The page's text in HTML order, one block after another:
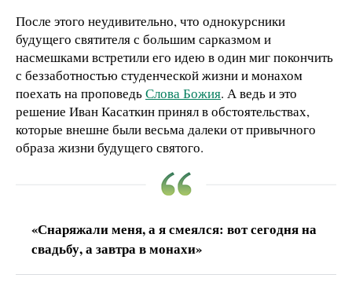
После этого неудивительно, что однокурсники
будущего святителя с большим сарказмом и
насмешками встретили его идею в один миг покончить
с беззаботностью студенческой жизни и монахом
поехать на проповедьСлова Божия. А ведь и это
решение Иван Касаткин принял в обстоятельствах,
которые внешне были весьма далеки от привычного
образа жизни будущего святого.
«Снаряжали меня, а я смеялся: вот сегодня на
свадьбу, а завтра в монахи»